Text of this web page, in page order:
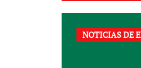
NOTICIAS DE